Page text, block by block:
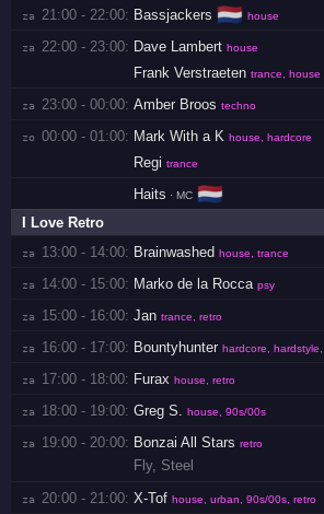
za 21:00 - 22:00: Bassjackers 🇳🇱 house
za 22:00 - 23:00: Dave Lambert house
Frank Verstraeten trance, house
za 23:00 - 00:00: Amber Broos techno
zo 00:00 - 01:00: Mark With a K house, hardcore
Regi trance
Haits · MC 🇳🇱
I Love Retro
za 13:00 - 14:00: Brainwashed house, trance
za 14:00 - 15:00: Marko de la Rocca psy
za 15:00 - 16:00: Jan trance, retro
za 16:00 - 17:00: Bountyhunter hardcore,
za 17:00 - 18:00: Furax house, retro
za 18:00 - 19:00: Greg S. house, 90s/00s
za 19:00 - 20:00: Bonzai All Stars retro
Fly, Steel
za 20:00 - 21:00: X-Tof house, urban, 90s/00s, retro